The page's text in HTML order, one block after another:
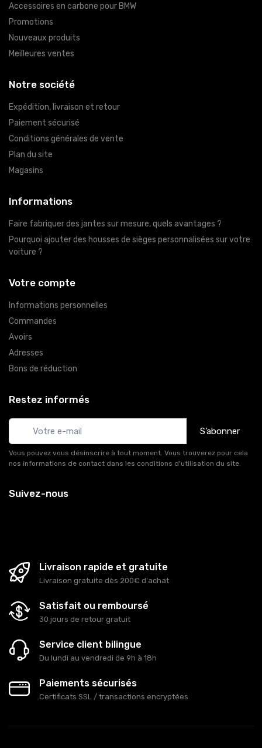
Accessoires en carbone pour BMW
Promotions
Nouveaux produits
Meilleures ventes
Notre société
Expédition, livraison et retour
Paiement sécurisé
Conditions générales de vente
Plan du site
Magasins
Informations
Faire fabriquer des jantes sur mesure, quels avantages ?
Pourquoi ajouter des housses de sièges personnalisées sur votre
voiture ?
Votre compte
Informations personnelles
Commandes
Avoirs
Adresses
Bons de réduction
Restez informés
S’abonner
Vous pouvez vous désinscrire à tout moment. Vous trouverez pour cela
nos informations de contact dans les conditions d'utilisation du site.
Suivez-nous
Livraison rapide et gratuite
Livraison gratuite dès 200€ d'achat
Satisfait ou remboursé
30 jours de retour gratuit
Service client bilingue
Du lundi au vendredi de 9h à 18h
Paiements sécurisés
Certificats SSL / transactions encryptées